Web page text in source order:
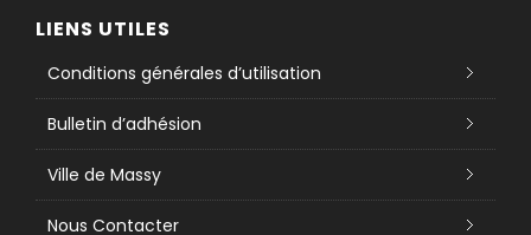
LIENS UTILES
Conditions générales d’utilisation
Bulletin d’adhésion
Ville de Massy
Nous Contacter